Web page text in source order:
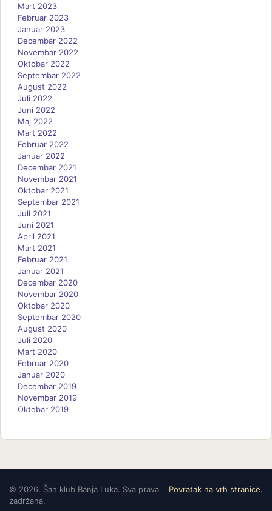
Mart 2023
Februar 2023
Januar 2023
Decembar 2022
Novembar 2022
Oktobar 2022
Septembar 2022
August 2022
Juli 2022
Juni 2022
Maj 2022
Mart 2022
Februar 2022
Januar 2022
Decembar 2021
Novembar 2021
Oktobar 2021
Septembar 2021
Juli 2021
Juni 2021
April 2021
Mart 2021
Februar 2021
Januar 2021
Decembar 2020
Novembar 2020
Oktobar 2020
Septembar 2020
August 2020
Juli 2020
Mart 2020
Februar 2020
Januar 2020
Decembar 2019
Novembar 2019
Oktobar 2019
Povratak na vrh stranice.
© 2026. Šah klub Banja Luka. Sva prava
zadržana.